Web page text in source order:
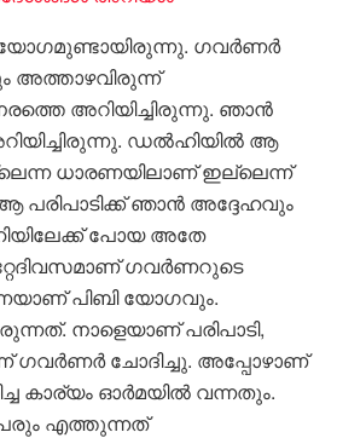
യോഗമുണ്ടായിരുന്നു. ഗവർണർ
അത്താഴവിരുന്ന്
അറിയിച്ചിരുന്നു. ഞാൻ
ഡൽഹിയിൽ ആ
ധാരണയിലാണ് ഇല്ലെന്ന്
ഞാൻ അദ്ദേഹവും
പോയ അതേ
ഗവർണറുടെ
പിബി യോഗവും.
നാളെയാണ് പരിപാടി,
ഗവർണർ ചോദിച്ചു. അപ്പോഴാണ്
കാര്യം ഓർമയിൽ വന്നതും.
എത്തുന്നത്